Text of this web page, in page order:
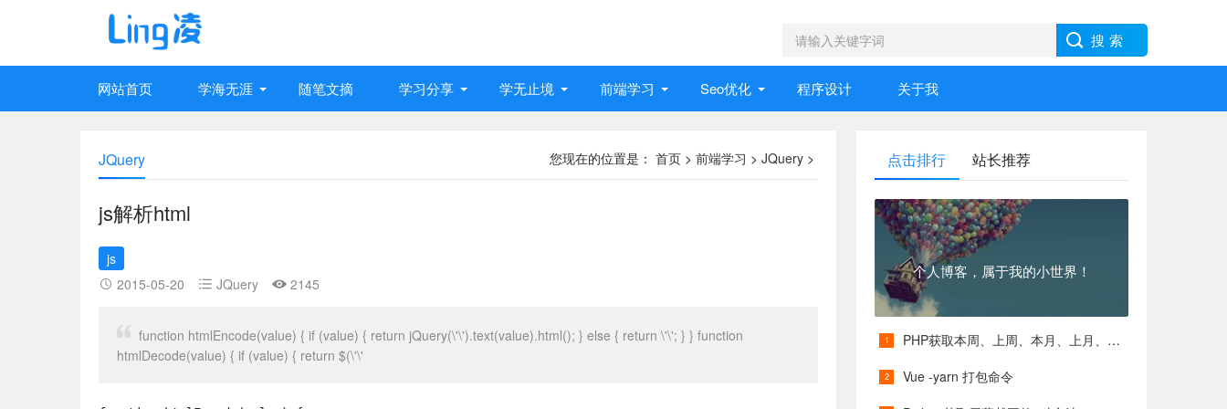
网站首页 学海无涯 随笔文摘 学习分享 学无止境 前端学习 Seo优化 程序设计 关于我
您现在的位置是： 首页 > 前端学习 > JQuery >
JQuery
js解析html
js
2015-05-20
JQuery 2145
function htmlEncode(value) { if (value) { return jQuery(\'\').text(value).html(); } else { return \'\'; } } function
htmlDecode(value) { if (value) { return $(\'\'
点击排行 站长推荐
个人博客，属于我的小世界！
PHP获取本周、上周、本月、上月、本季度、上季度等各类具体时间
Vue -yarn 打包命令